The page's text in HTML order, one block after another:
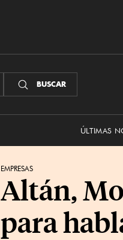
BUSCAR
ÚLTIMAS
EMPRESAS
Altán,
para